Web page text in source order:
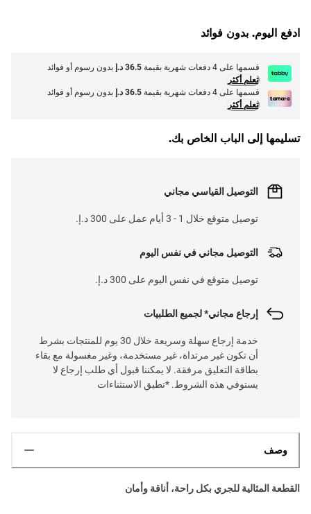
ادفع اليوم. بدون فوائد
قسمها على 4 دفعات شهرية بقيمة 36.5 د.إ
بدون رسوم أو فوائد
تعلم أكثر
قسمها على 4 دفعات شهرية بقيمة
36.5 د.إ
بدون رسوم أو فوائد
تعلم أكثر
تسليمها إلى الباب الخاص بك.
التوصيل القياسي مجاني
توصيل متوقع خلال 1 - 3 أيام عمل على 300 د.إ.
التوصيل مجاني في نفس اليوم
توصيل متوقع في نفس اليوم على 300 د.إ.
إرجاع مجاني* لجميع الطلبيات
خدمة إرجاع سهلة وسريعة خلال 30 يوم للمنتجات بشرط
أن تكون غير مرتداة، غير مستخدمة، وغير مغسولة مع بقاء
بطاقة التعليق مرفقة. لا يمكننا قبول أي طلب إرجاع لا
يستوفي هذه الشروط. *تطبق الاستثناءات
وصف
القطعة المثالية للجري بكل راحة، أناقة وأمان